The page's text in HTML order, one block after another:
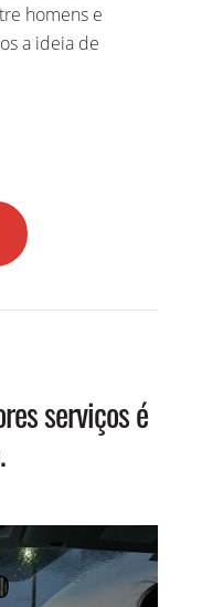
homens e
a ideia de
serviços é